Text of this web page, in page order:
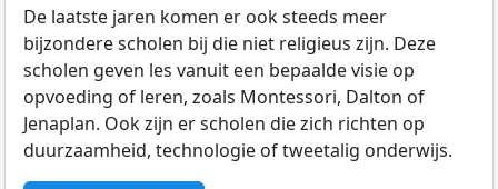
De laatste jaren komen er ook steeds meer
bijzondere scholen bij die niet religieus zijn. Deze
scholen geven les vanuit een bepaalde visie op
opvoeding of leren, zoals Montessori, Dalton of
Jenaplan. Ook zijn er scholen die zich richten op
duurzaamheid, technologie of tweetalig onderwijs.